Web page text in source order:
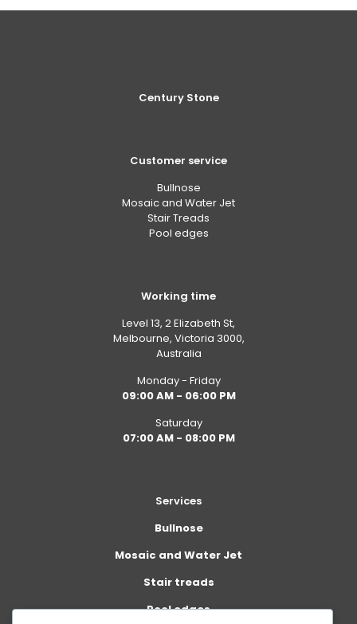
Century Stone
Customer service
Bullnose
Mosaic and Water Jet
Stair Treads
Pool edges
Working time
Level 13, 2 Elizabeth St,
Melbourne, Victoria 3000,
Australia
Monday - Friday
09:00 AM - 06:00 PM
Saturday
07:00 AM - 08:00 PM
Services
Bullnose
Mosaic and Water Jet
Stair treads
Pool edges